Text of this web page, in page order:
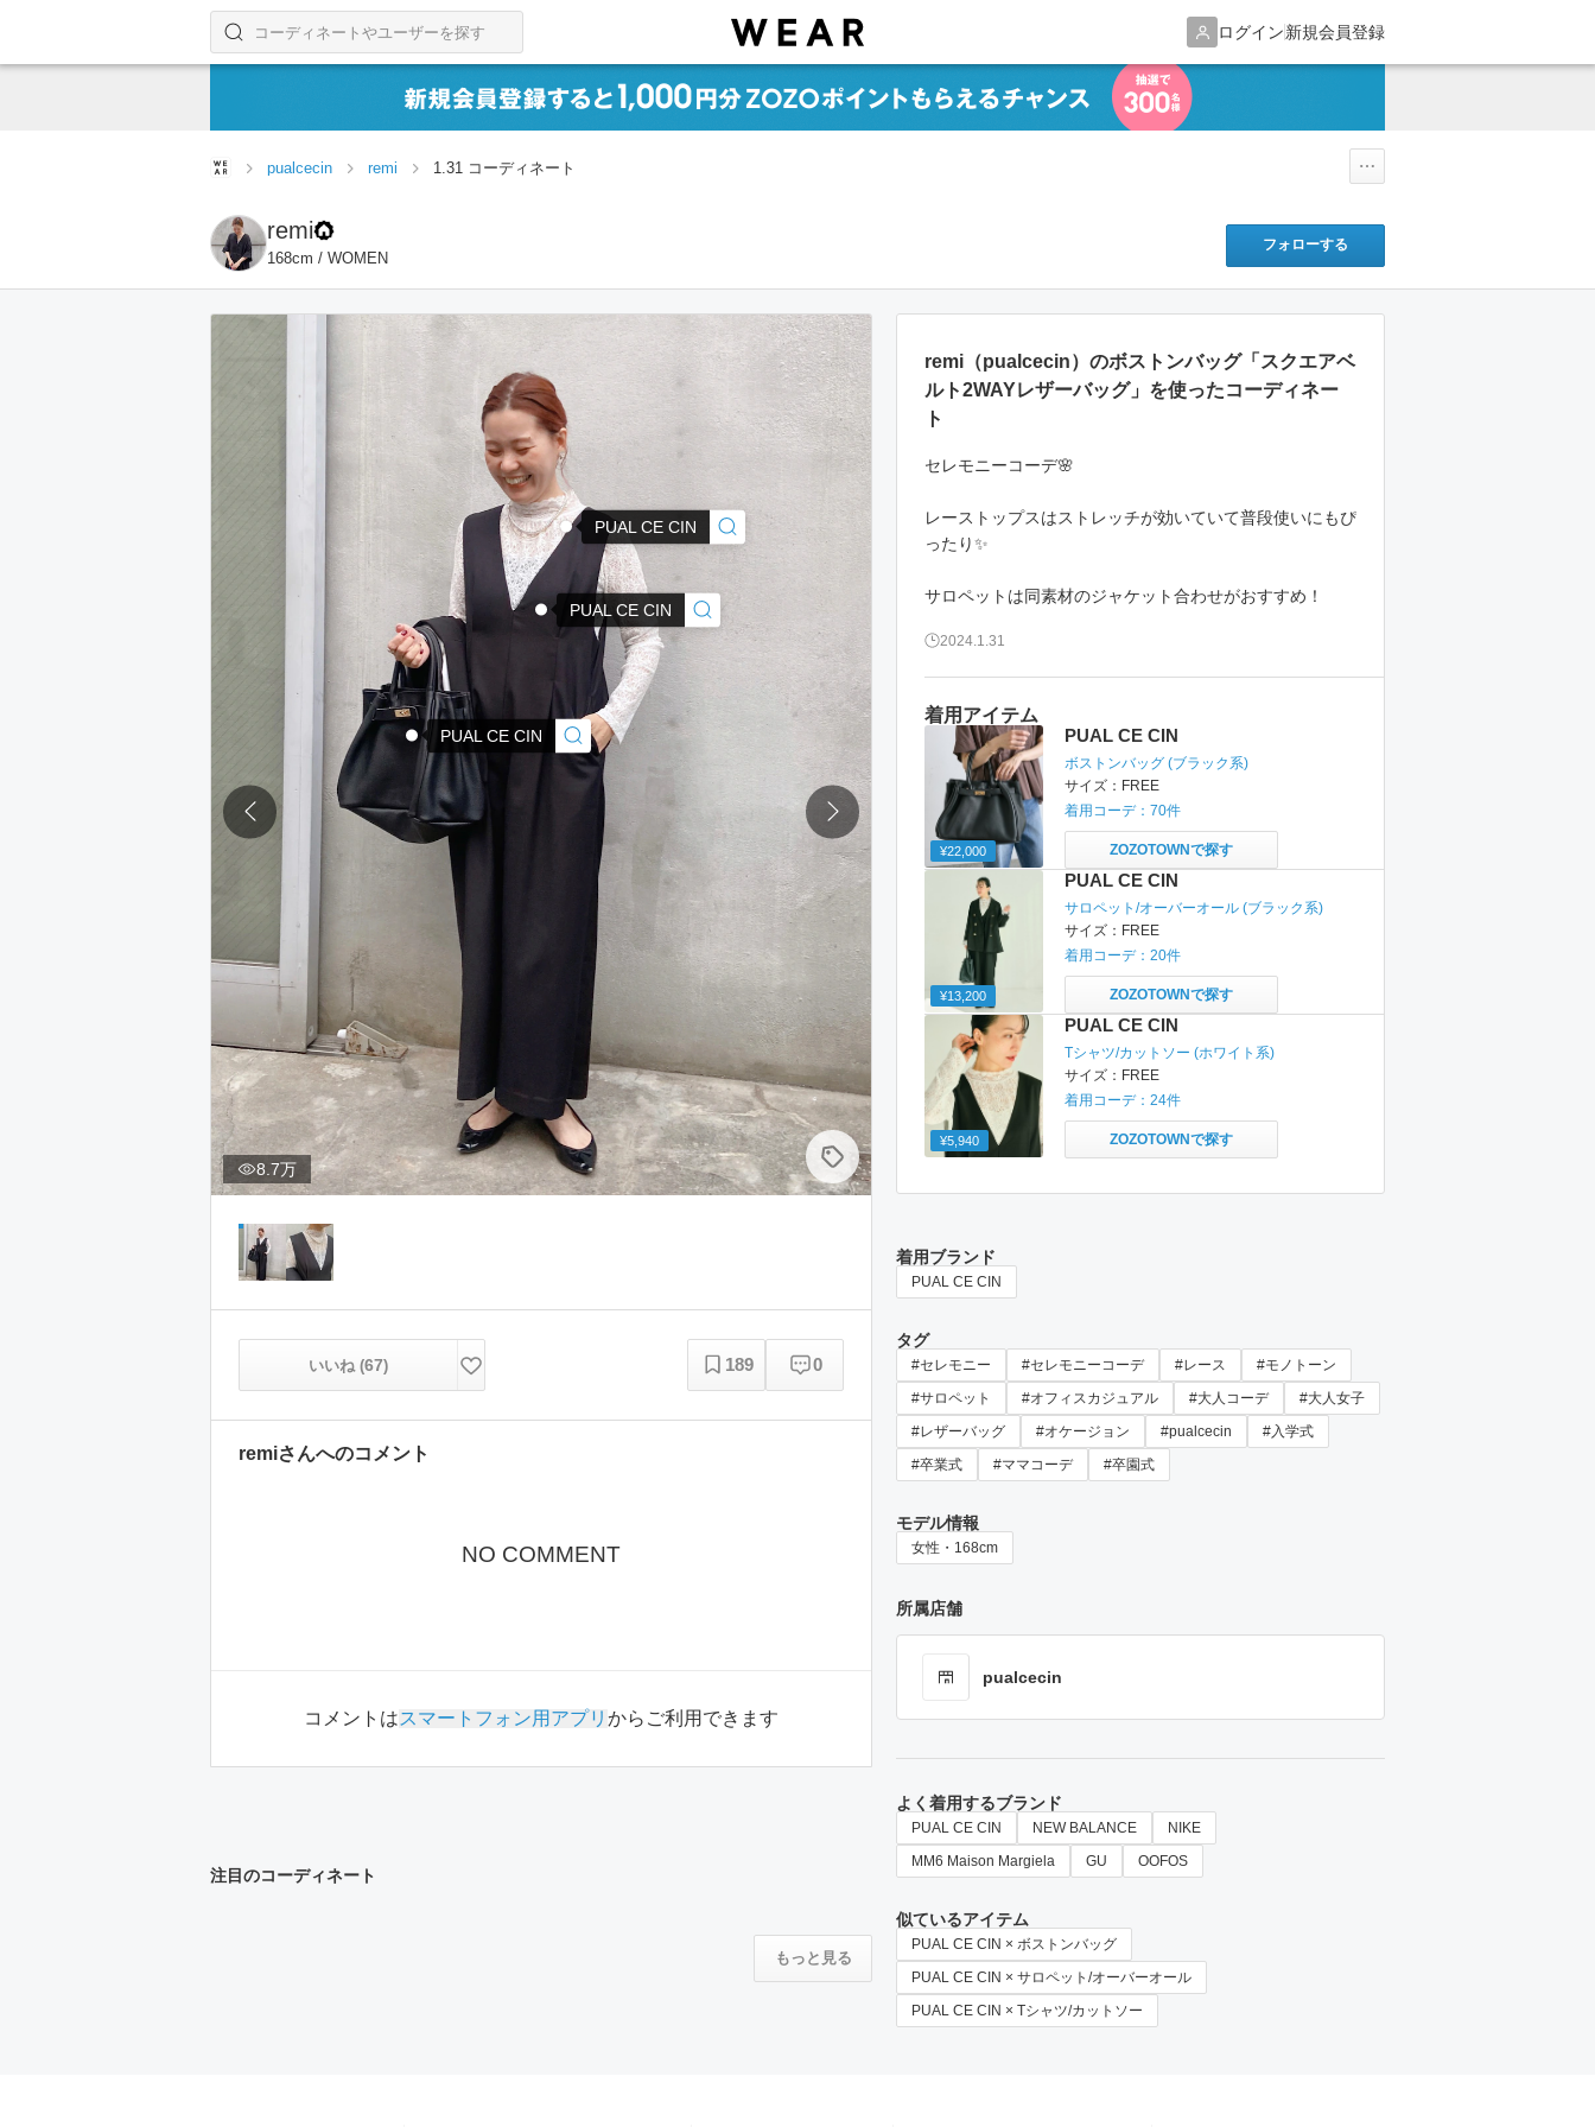
ログイン新規会員登録
コーディネートやユーザーを探す
検索する
pualcecin remi 1.31 コーディネート
remi
168cm / WOMEN
フォローする
PUAL CE CIN
PUAL CE CIN
PUAL CE CIN
8.7万
いいね (67) 189 0
remiさんへのコメント
NO COMMENT
コメントはスマートフォン用アプリ からご利用できます
着用アイテム
¥22,000
PUAL CE CIN
ボストンバッグ (ブラック系)
サイズ： FREE
着用コーデ： 70件
ZOZOTOWNで探す
¥13,200
PUAL CE CIN
サロペット/オーバーオール (ブラック系)
サイズ： FREE
着用コーデ： 20件
ZOZOTOWNで探す
¥5,940
PUAL CE CIN
Tシャツ/カットソー (ホワイト系)
サイズ： FREE
着用コーデ： 24件
ZOZOTOWNで探す
remi（pualcecin）のボストンバッグ「スクエアベ
ルト2WAYレザーバッグ」を使ったコーディネー
ト
セレモニーコーデ🌸
レーストップスはストレッチが効いていて普段使いにもぴ
ったり✨
サロペットは同素材のジャケット合わせがおすすめ！
2024.1.31
着用ブランド
PUAL CE CIN
タグ
#セレモニー #セレモニーコーデ #レース
#モノトーン
#サロペット
#オフィスカジュアル #大人コーデ
#大人女子
#レザーバッグ
#オケージョン #pualcecin
#入学式
#卒業式
#ママコーデ #卒園式
モデル情報
女性・168cm
所属店舗
pualcecin
よく着用するブランド
PUAL CE CIN NEW BALANCE
NIKE
MM6 Maison Margiela
GU OOFOS
似ているアイテム
PUAL CE CIN × ボストンバッグ
PUAL CE CIN × サロペット/オーバーオール
PUAL CE CIN × Tシャツ/カットソー
注目のコーディネート
もっと見る